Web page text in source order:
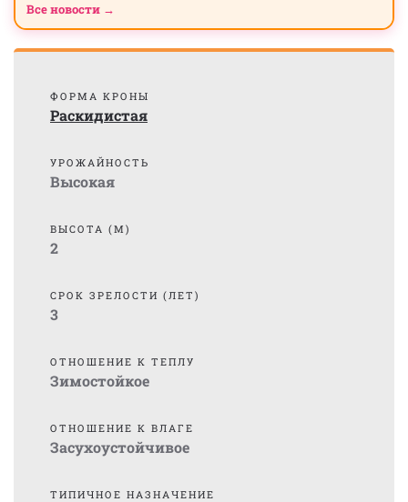
Все новости →
ФОРМА КРОНЫ
Раскидистая
УРОЖАЙНОСТЬ
Высокая
ВЫСОТА (М)
2
СРОК ЗРЕЛОСТИ (ЛЕТ)
3
ОТНОШЕНИЕ К ТЕПЛУ
Зимостойкое
ОТНОШЕНИЕ К ВЛАГЕ
Засухоустойчивое
ТИПИЧНОЕ НАЗНАЧЕНИЕ